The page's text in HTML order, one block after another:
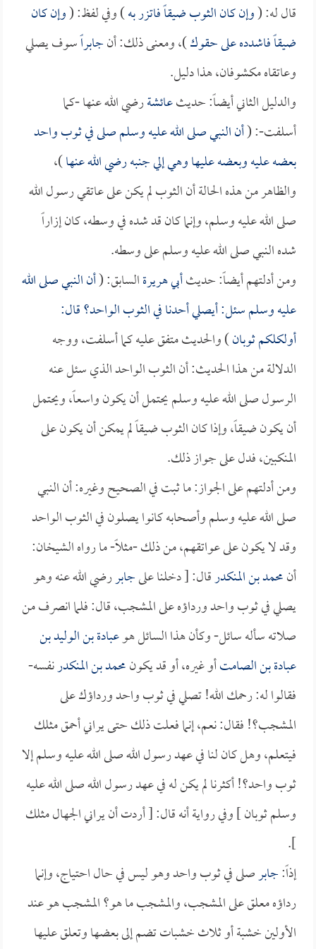
قال له: (وإن كان الثوب ضيقاً فاتزر به) وفي لفظ: (وإن كان
ضيقاً فاشدده على حقوك)، ومعنى ذلك: أنجابراًسوف يصلي
وعاتقاه مكشوفان، هذا دليل.
والدليل الثاني أيضاً: حديثعائشةرضي الله عنها -كما
أسلفت-: (أن النبي صلى الله عليه وسلم صلى في ثوب واحد
بعضه عليه وبعضه عليها وهي إلي جنبه رضي الله عنها)،
والظاهر من هذه الحالة أن الثوب لم يكن على عاتقي رسول الله
صلى الله عليه وسلم، وإنما كان قد شده في وسطه، كان إزاراً
شده النبي صلى الله عليه وسلم على وسطه.
ومن أدلتهم أيضاً: حديثأبي هريرةالسابق: (أن النبي صلى الله
عليه وسلم سئل: أيصلي أحدنا في الثوب الواحد؟ قال:
أولكلكم ثوبان) والحديث متفق عليه كما أسلفت، ووجه
الدلالة من هذا الحديث: أن الثوب الواحد الذي سئل عنه
الرسول صلى الله عليه وسلم يحتمل أن يكون واسعاً، ويحتمل
أن يكون ضيقاً، وإذا كان الثوب ضيقاً لم يمكن أن يكون على
المنكبين، فدل على جواز ذلك.
ومن أدلتهم على الجواز: ما ثبت في الصحيح وغيره: أن النبي
صلى الله عليه وسلم وأصحابه كانوا يصلون في الثوب الواحد
وقد لا يكون على عواتقهم، من ذلك -مثلاً- ما رواه الشيخان:
أنمحمد بن المنكدرقال: [ دخلنا علىجابررضي الله عنه وهو
يصلي في ثوب واحد ورداؤه على المشجب، قال: فلما انصرف من
صلاته سأله سائل- وكأن هذا السائل هوعبادة بن الوليد بن
عبادة بن الصامتأو غيره، أو قد يكونمحمد بن المنكدرنفسه-
فقالوا له: رحمك الله! تصلي في ثوب واحد ورداؤك على
المشجب؟! فقال: نعم، إنما فعلت ذلك حتى يراني أحمق مثلك
فيتعلم، وهل كان لنا في عهد رسول الله صلى الله عليه وسلم إلا
ثوب واحد؟! أكثرنا لم يكن له في عهد رسول الله صلى الله عليه
وسلم ثوبان ] وفي رواية أنه قال: [ أردت أن يراني الجهال مثلك
].
إذاً:جابرصلى في ثوب واحد وهو ليس في حال احتياج، وإنما
رداؤه معلق على المشجب، والمشجب ما هو؟ المشجب هو عند
الأولين خشبة أو ثلاث خشبات تضم إلى بعضها وتعلق عليها